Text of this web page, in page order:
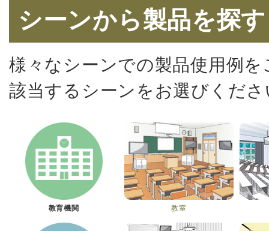
シーンから製品を探す
様々なシーンでの製品使用例
該当するシーンをお選びくださ
教育機関 教室